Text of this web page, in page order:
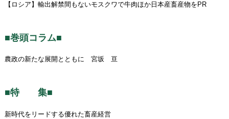
【ロシア】輸出解禁間もないモスクワで牛肉ほか日本産畜産物をPR
■巻頭コラム■
農政の新たな展開とともに 宮坂 亘
■特 集■
新時代をリードする優れた畜産経営